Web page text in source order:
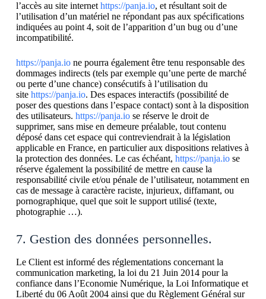
l’accès au site internet https://panja.io, et résultant soit de
l’utilisation d’un matériel ne répondant pas aux spécifications
indiquées au point 4, soit de l’apparition d’un bug ou d’une
incompatibilité.
https://panja.ione pourra également être tenu responsable des
dommages indirects (tels par exemple qu’une perte de marché
ou perte d’une chance) consécutifs à l’utilisation du
site https://panja.io. Des espaces interactifs (possibilité de
poser des questions dans l’espace contact) sont à la disposition
des utilisateurs. https://panja.iose réserve le droit de
supprimer, sans mise en demeure préalable, tout contenu
déposé dans cet espace qui contreviendrait à la législation
applicable en France, en particulier aux dispositions relatives à
la protection des données. Le cas échéant, https://panja.iose
réserve également la possibilité de mettre en cause la
responsabilité civile et/ou pénale de l’utilisateur, notamment en
cas de message à caractère raciste, injurieux, diffamant, ou
pornographique, quel que soit le support utilisé (texte,
photographie …).
7. Gestion des données personnelles.
Le Client est informé des réglementations concernant la
communication marketing, la loi du 21 Juin 2014 pour la
confiance dans l’Economie Numérique, la Loi Informatique et
Liberté du 06 Août 2004 ainsi que du Règlement Général sur